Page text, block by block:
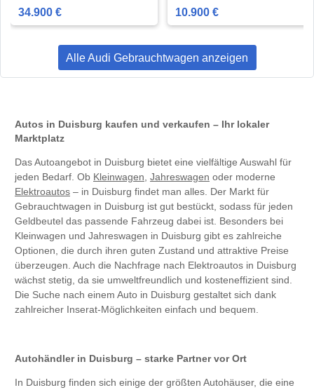
34.900 €
´´
10.900 €
Alle Audi Gebrauchtwagen anzeigen
Autos in Duisburg kaufen und verkaufen – Ihr lokaler
Marktplatz
Das Autoangebot in Duisburg bietet eine vielfältige Auswahl für
jeden Bedarf. Ob Kleinwagen Jahreswagen oder moderne
Elektroautos – in Duisburg findet man alles. Der Markt für
Gebrauchtwagen in Duisburg ist gut bestückt, sodass für jeden
Geldbeutel das passende Fahrzeug dabei ist. Besonders bei
Kleinwagen und Jahreswagen in Duisburg gibt es zahlreiche
Optionen, die durch ihren guten Zustand und attraktive Preise
überzeugen. Auch die Nachfrage nach Elektroautos in Duisburg
wächst stetig, da sie umweltfreundlich und kosteneffizient sind.
Die Suche nach einem Auto in Duisburg gestaltet sich dank
zahlreicher Inserat-Möglichkeiten einfach und bequem.
Autohändler in Duisburg – starke Partner vor Ort
In Duisburg finden sich einige der größten Autohäuser, die eine